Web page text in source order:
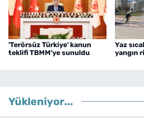
'Terörsüz Türkiye' kanun
teklifi TBMM'ye sunuldu
Yaz
yangın
Yükleniyor...